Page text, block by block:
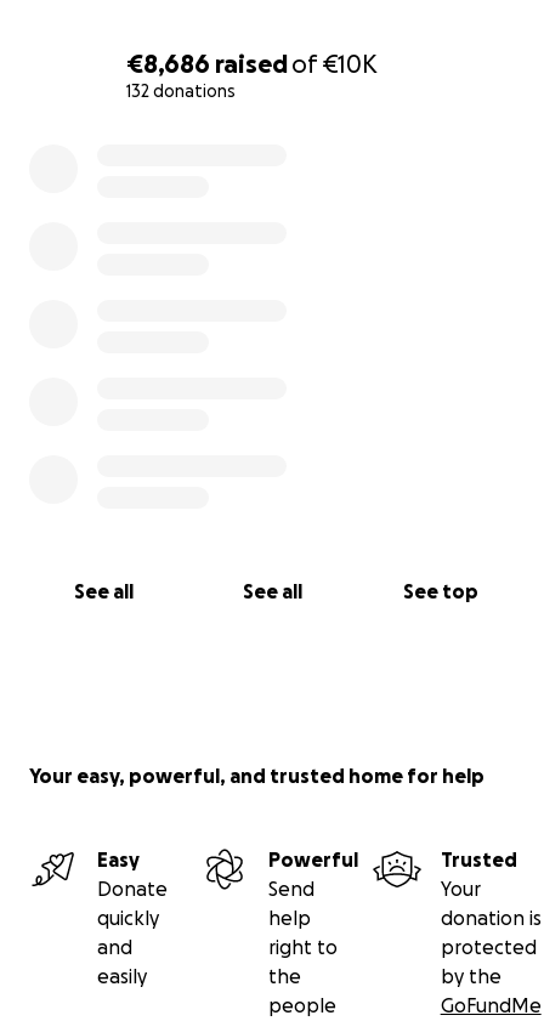
€8,686 raisedof€10K
132 donations
See all See all See top
Your easy, powerful, and trusted home for help
Easy
Donate
quickly
and
easily
Powerful
Send
help
right to
the
people
Trusted
Your
donation is
protected
by the
GoFundMe